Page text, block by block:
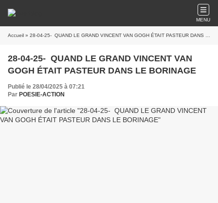
MENU
Accueil » 28-04-25- QUAND LE GRAND VINCENT VAN GOGH ÉTAIT PASTEUR DANS LE BORINAGE
28-04-25- QUAND LE GRAND VINCENT VAN
GOGH ÉTAIT PASTEUR DANS LE BORINAGE
Publié le 28/04/2025 à 07:21
Par POESIE-ACTION